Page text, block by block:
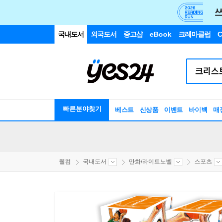
국내도서 외국도서 중고샵 eBook 크레마클럽
빠른분야찾기 베스트 신상품 이벤트 바이백 매
웰컴 국내도서 만화/라이트노벨 스포츠